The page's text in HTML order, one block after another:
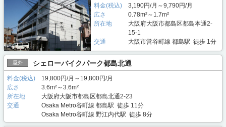
料金(税込)
3,190円/月～9,790円/月
広さ
0.78m²～1.7m²
所在地
大阪府大阪市都島区都島本通2-
15-1
交通
大阪市営谷町線 都島駅 徒歩 1分
屋外 シェローバイクパーク都島北通
料金(税込)
19,800円/月～19,800円/月
広さ
3.6m²～3.6m²
所在地
大阪府大阪市都島区都島北通2-23
交通
Osaka Metro谷町線 都島駅 徒歩 11分
Osaka Metro谷町線 野江内代駅 徒歩 8分